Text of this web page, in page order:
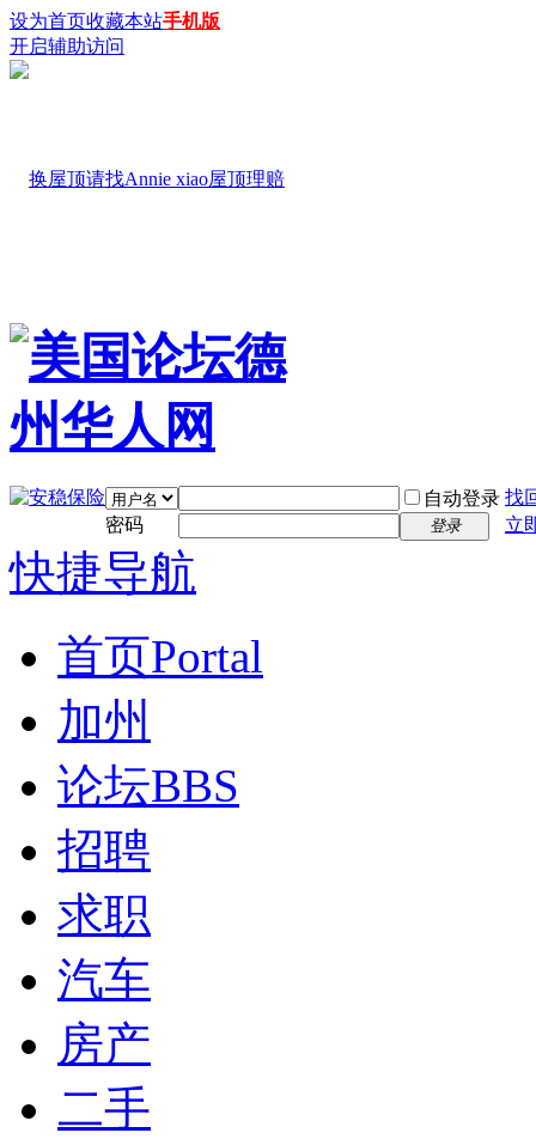
设为首页收藏本站手机版
开启辅助访问
自动登录 找
密码
登录 立
快捷导航
首页Portal
加州
论坛BBS
招聘
求职
汽车
房产
二手